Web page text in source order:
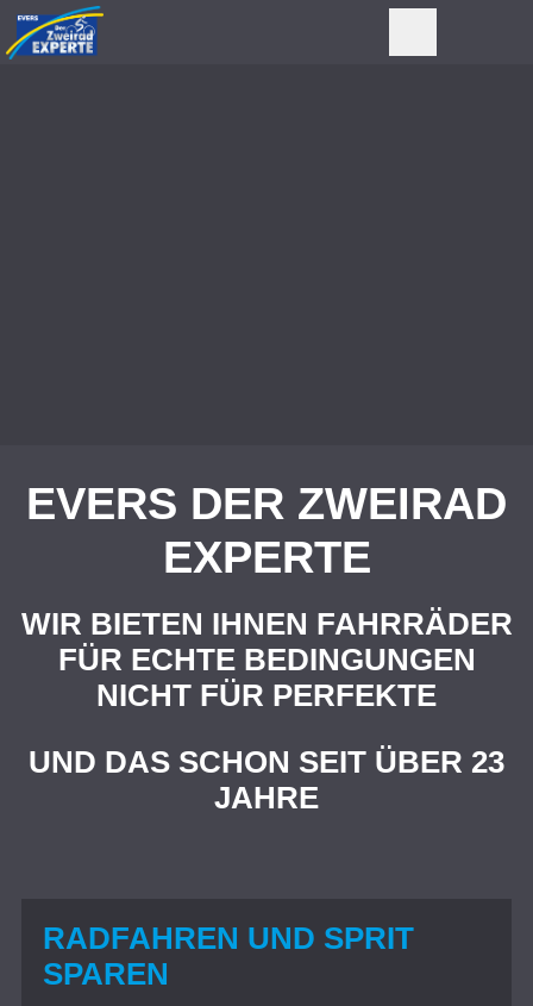
EVERS DER ZWEIRAD
EXPERTE
WIR BIETEN IHNEN FAHRRÄDER
FÜR ECHTE BEDINGUNGEN
NICHT FÜR PERFEKTE
UND DAS SCHON SEIT ÜBER 23
JAHRE
RADFAHREN UND SPRIT
SPAREN